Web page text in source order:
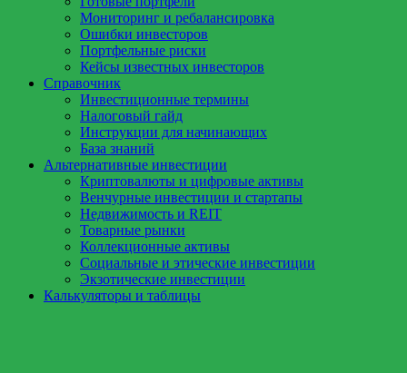
Мониторинг и ребалансировка
Ошибки инвесторов
Портфельные риски
Кейсы известных инвесторов
Справочник
Инвестиционные термины
Налоговый гайд
Инструкции для начинающих
База знаний
Альтернативные инвестиции
Криптовалюты и цифровые активы
Венчурные инвестиции и стартапы
Недвижимость и REIT
Товарные рынки
Коллекционные активы
Социальные и этические инвестиции
Экзотические инвестиции
Калькуляторы и таблицы